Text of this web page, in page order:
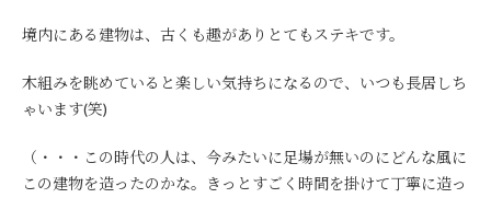
境内にある建物は、古くも趣がありとてもステキです。
木組みを眺めていると楽しい気持ちになるので、いつも長居しち
ゃいます(笑)
（・・・この時代の人は、今みたいに足場が無いのにどんな風に
この建物を造ったのかな。きっとすごく時間を掛けて丁寧に造っ